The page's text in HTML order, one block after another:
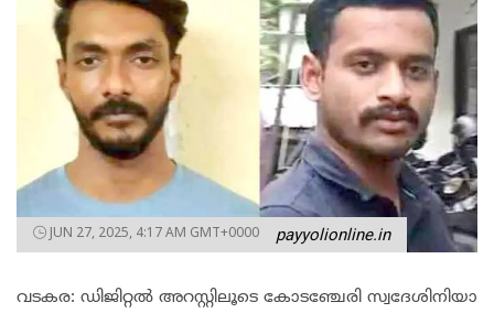
JUN 27, 2025, 4:17 AM GMT+0000 payyolionline.in
വ​ട​ക​ര: ഡി​ജി​റ്റ​ൽ അ​റ​സ്റ്റി​ലൂ​ടെ കോ​ട​ഞ്ചേ​രി സ്വ​ദേ​ശി​നി​യാ​